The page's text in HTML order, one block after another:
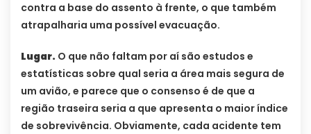
contra a base do assento à frente, o que também
atrapalharia uma possível evacuação.
Lugar. O que não faltam por aí são estudos e
estatísticas sobre qual seria a área mais segura de
um avião, e parece que o consenso é de que a
região traseira seria a que apresenta o maior índice
de sobrevivência. Obviamente, cada acidente tem